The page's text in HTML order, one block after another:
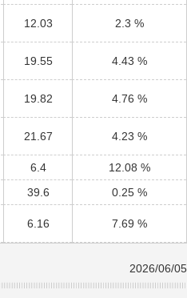
12.03 2.3 %
19.55 4.43 %
19.82 4.76 %
21.67 4.23 %
6.4
12.08 %
39.6
0.25 %
6.16 7.69 %
2026/06/05